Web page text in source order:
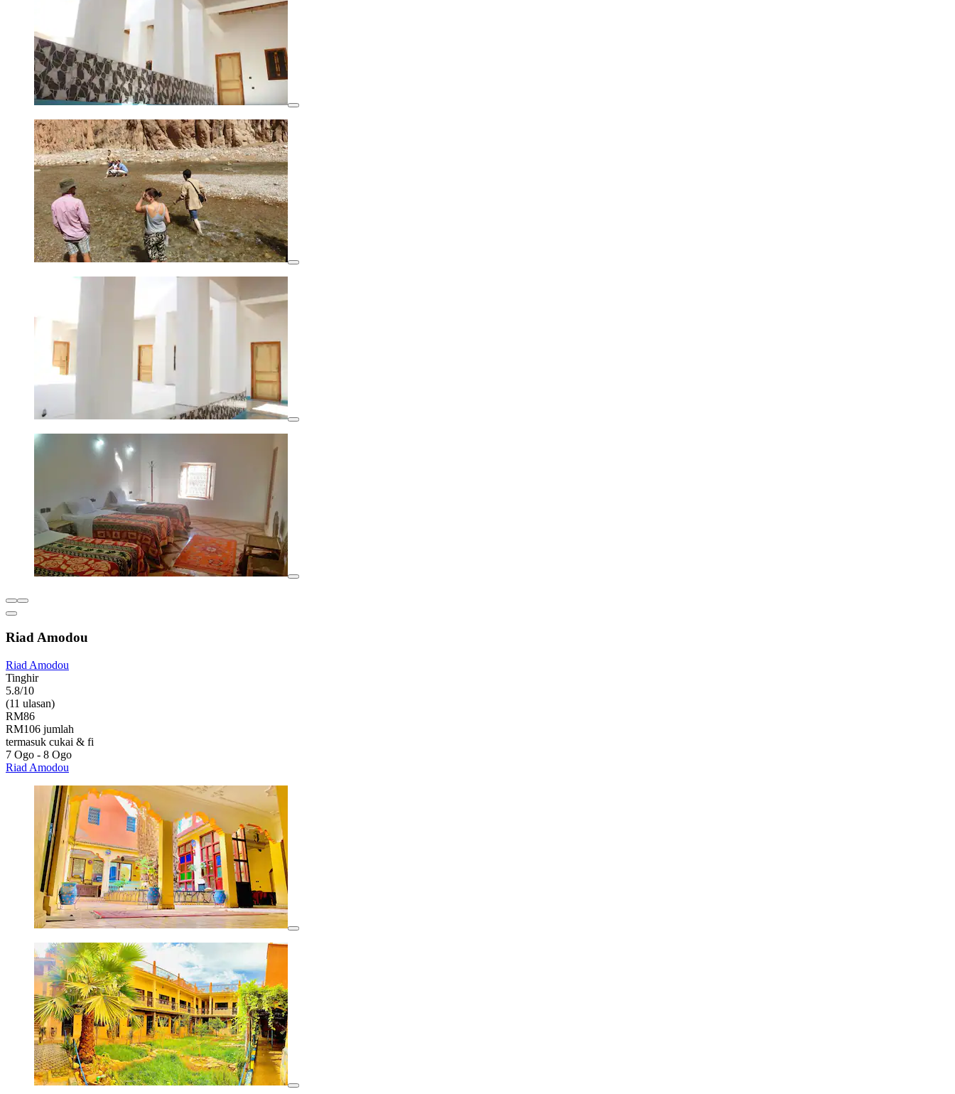
Riad Amodou
Riad Amodou
Tinghir
5.8/10
(11 ulasan)
RM86
RM106 jumlah
termasuk cukai & fi
7 Ogo - 8 Ogo
Riad Amodou